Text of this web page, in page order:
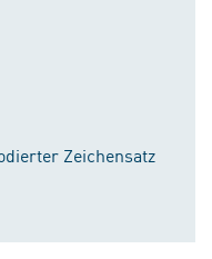
Zeichensatz